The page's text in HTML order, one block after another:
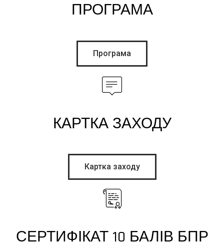
ПРОГРАМА
Програма
КАРТКА ЗАХОДУ
Картка заходу
СЕРТИФІКАТ 10 БАЛІВ БПР